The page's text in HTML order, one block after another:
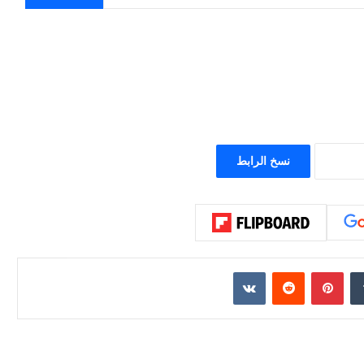
نسخ الرابط
‏Tumblr بينتيريست
‏Reddit
‏VKontakte